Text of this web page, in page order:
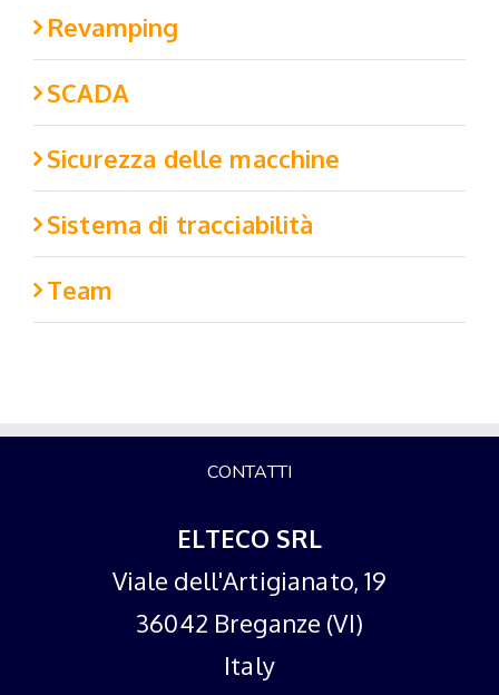
Revamping
SCADA
Sicurezza delle macchine
Sistema di tracciabilità
Team
CONTATTI
ELTECO SRL
Viale dell'Artigianato, 19
36042 Breganze (VI)
Italy